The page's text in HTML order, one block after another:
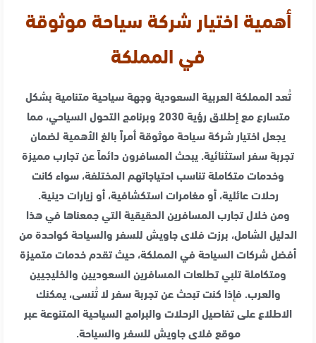
أهمية اختيار شركة سياحة موثوقة
في المملكة
تُعد المملكة العربية السعودية وجهة سياحية متنامية بشكل
متسارع مع إطلاق رؤية 2030 وبرنامج التحول السياحي، مما
يجعل اختيار شركة سياحة موثوقة أمراً بالغ الأهمية لضمان
تجربة سفر استثنائية. يبحث المسافرون دائماً عن تجارب مميزة
وخدمات متكاملة تناسب احتياجاتهم المختلفة، سواء كانت
رحلات عائلية، أو مغامرات استكشافية، أو زيارات دينية.
ومن خلال تجارب المسافرين الحقيقية التي جمعناها في هذا
الدليل الشامل، برزت فلاى جاويش للسفر والسياحة كواحدة من
أفضل شركات السياحة في المملكة، حيث تقدم خدمات متميزة
ومتكاملة تلبي تطلعات المسافرين السعوديين والخليجيين
والعرب. فإذا كنت تبحث عن تجربة سفر لا تُنسى، يمكنك
الاطلاع على تفاصيل الرحلات والبرامج السياحية المتنوعة عبر
موقع فلاى جاويش للسفر والسياحة.